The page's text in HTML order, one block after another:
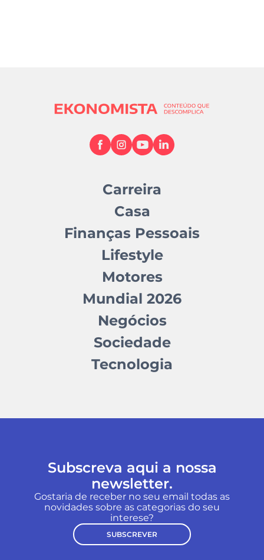
Carreira
Casa
Finanças Pessoais
Lifestyle
Motores
Mundial 2026
Negócios
Sociedade
Tecnologia
Subscreva aqui a nossa
newsletter.
Gostaria de receber no seu email todas as
novidades sobre as categorias do seu
interese?
SUBSCREVER